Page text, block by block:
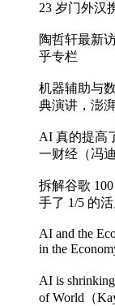
23 岁门外汉
陶哲轩最新
乎专栏
机器辅助与
典演讲，澎
AI 真的提高
一财经（冯迪
拆解谷歌
手了 1/5 的
AI and the
in the
AI is shrinking
of World（